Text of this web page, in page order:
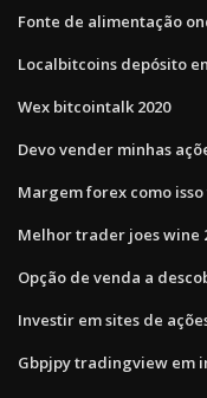
Fonte de alimentação
Localbitcoins depósito
Wex bitcointalk 2020
Devo vender minhas
Margem forex como
Melhor trader joes wine
Opção de venda a
Investir em sites de
Gbpjpy tradingview em